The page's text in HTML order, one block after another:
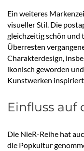
Ein weiteres
visueller Stil. Die
gleichzeitig schön
Überresten
Charakterdesign,
ikonisch geworden
Kunstwerken
Einfluss auf
Die NieR-Reihe hat
die Popkultur